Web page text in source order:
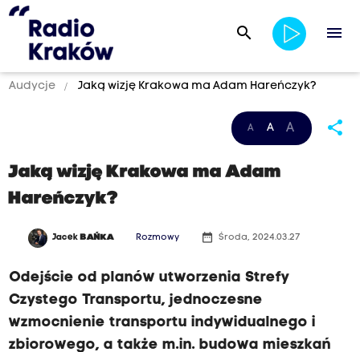
search menu
Audycje Jaką wizję Krakowa ma Adam Hareńczyk?
A A A share
Jaką wizję Krakowa ma Adam
Hareńczyk?
Jacek BAŃKA Rozmowy date_range Środa, 2024.03.27
Odejście od planów utworzenia Strefy
Czystego Transportu, jednoczesne
wzmocnienie transportu indywidualnego i
zbiorowego, a także m.in. budowa mieszkań